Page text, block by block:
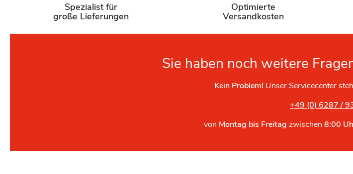
Spezialist für
große Lieferungen
Optimierte
Versandkosten
Sie haben noch weitere
Kein Problem! Unser Servicecenter
+49 (0) 6287 /
von Montag bis Freitag zwischen8:00